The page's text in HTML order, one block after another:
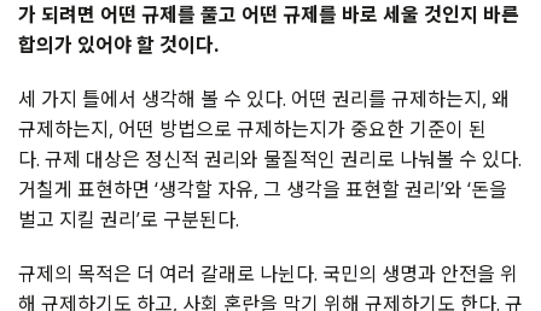
가 되려면 어떤 규제를 풀고 어떤 규제를 바로 세울 것인지 바른
합의가 있어야 할 것이다.
세 가지 틀에서 생각해 볼 수 있다. 어떤 권리를 규제하는지, 왜
규제하는지, 어떤 방법으로 규제하는지가 중요한 기준이 된
다. 규제 대상은 정신적 권리와 물질적인 권리로 나눠볼 수 있다.
거칠게 표현하면 ‘생각할 자유, 그 생각을 표현할 권리’와 ‘돈을
벌고 지킬 권리’로 구분된다.
규제의 목적은 더 여러 갈래로 나뉜다. 국민의 생명과 안전을 위
해 규제하기도 하고, 사회 혼란을 막기 위해 규제하기도 한다. 규